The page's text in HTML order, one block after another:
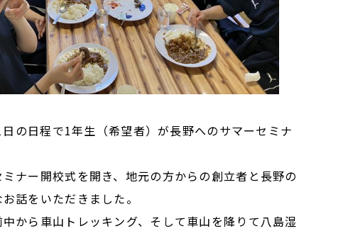
の日程で1年生（希望者）が長野へのサマーセミナ
ナー開校式を開き、地元の方からの創立者と長野の
話をいただきました。
から車山トレッキング、そして車山を降りて八島湿